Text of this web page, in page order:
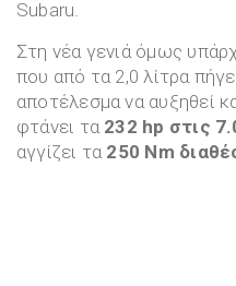
Subaru.
Στη νέα γενιά όμως
που από τα 2,0 λίτρα
αποτέλεσμα να αυξηθεί
φτάνει τα 232 hp στις
αγγίζει τα 250 Nm